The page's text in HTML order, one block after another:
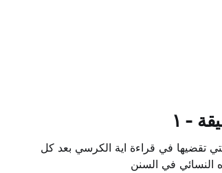
- ١
تقضيها في قراءة اية الكرسي بعد كل
النسائي في السنن